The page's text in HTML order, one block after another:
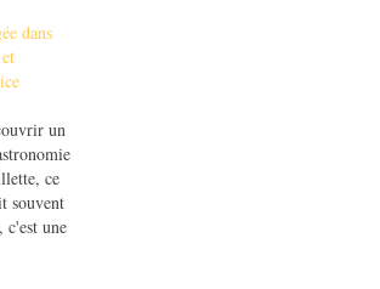
travers
dans
un
ce
souvent
c'est une
à